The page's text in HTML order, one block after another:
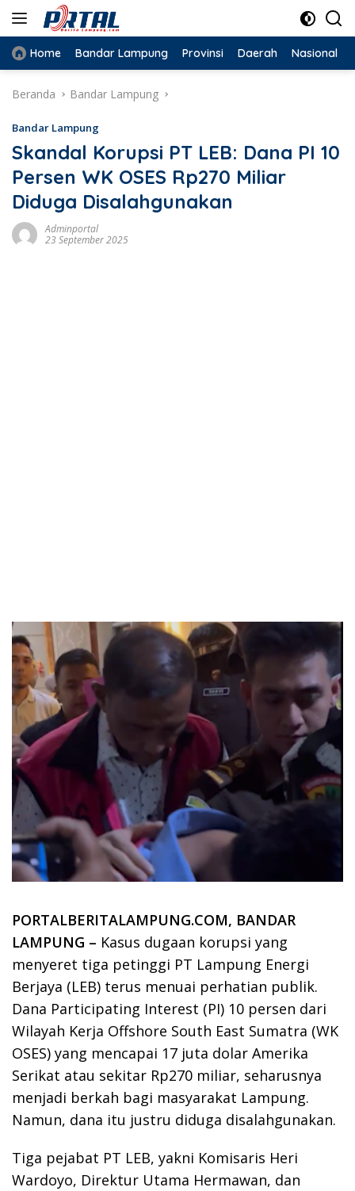
Langsung
konten
Home Bandar Lampung Provinsi Daerah Nasional
Beranda Bandar Lampung
Bandar Lampung
Skandal Korupsi PT LEB: Dana PI 10
Persen WK OSES Rp270 Miliar
Diduga Disalahgunakan
Adminportal
23 September 2025
PORTALBERITALAMPUNG.COM, BANDAR
LAMPUNG – Kasus dugaan korupsi yang
menyeret tiga petinggi PT Lampung Energi
Berjaya (LEB) terus menuai perhatian publik.
Dana Participating Interest (PI) 10 persen dari
Wilayah Kerja Offshore South East Sumatra (WK
OSES) yang mencapai 17 juta dolar Amerika
Serikat atau sekitar Rp270 miliar, seharusnya
menjadi berkah bagi masyarakat Lampung.
Namun, dana itu justru diduga disalahgunakan.
Tiga pejabat PT LEB, yakni Komisaris Heri
Wardoyo, Direktur Utama Hermawan, dan